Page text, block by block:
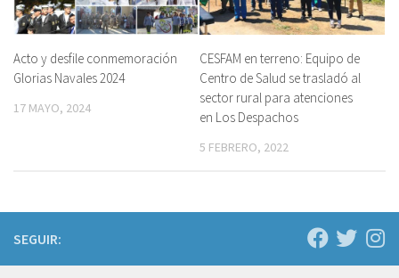
Acto y desfile conmemoración
Glorias Navales 2024
17 MAYO, 2024
CESFAM en terreno: Equipo de
Centro de Salud se trasladó al
sector rural para atenciones
en Los Despachos
5 FEBRERO, 2022
SEGUIR: